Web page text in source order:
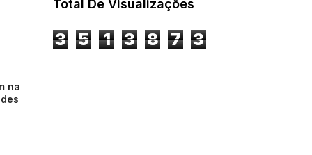
na
Total De Visualizações
3 5 1 3 8 7 3